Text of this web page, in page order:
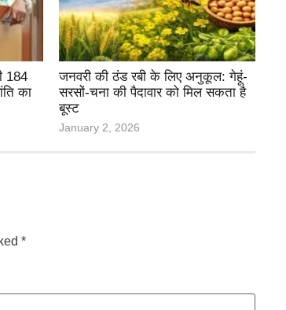
184
का
जनवरी की ठंड रबी के लिए अनुकूल: गेहूं-
सरसों-चना की पैदावार को मिल सकता है
बूस्ट
January 2, 2026
*